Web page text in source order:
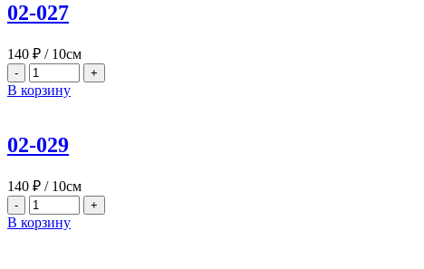
02-027
140 ₽ / 10см
- +
В корзину
02-029
140 ₽ / 10см
- +
В корзину